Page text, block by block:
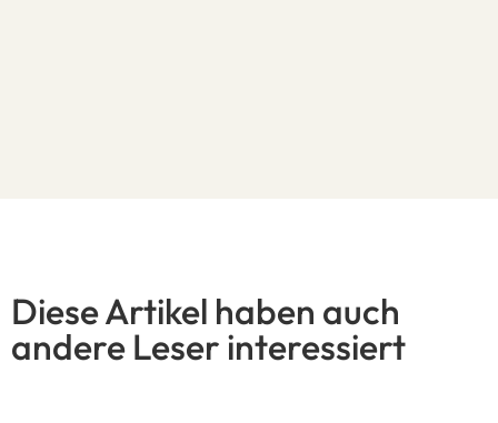
Diese Artikel haben auch
andere Leser interessiert